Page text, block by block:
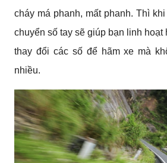
cháy má phanh, mất phanh. Thì
chuyển số tay sẽ giúp bạn linh
thay đổi các số để hãm xe mà
nhiều.